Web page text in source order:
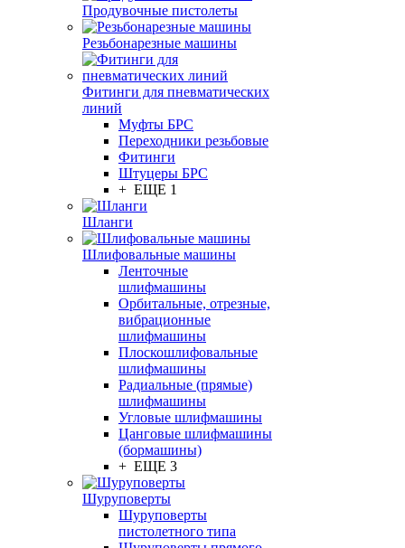
Продувочные пистолеты
Резьбонарезные машины
Фитинги для пневматических
линий
Муфты БРС
Переходники резьбовые
Фитинги
Штуцеры БРС
+ ЕЩЕ 1
Шланги
Шлифовальные машины
Ленточные
шлифмашины
Орбитальные, отрезные,
вибрационные
шлифмашины
Плоскошлифовальные
шлифмашины
Радиальные (прямые)
шлифмашины
Угловые шлифмашины
Цанговые шлифмашины
(бормашины)
+ ЕЩЕ 3
Шуруповерты
Шуруповерты
пистолетного типа